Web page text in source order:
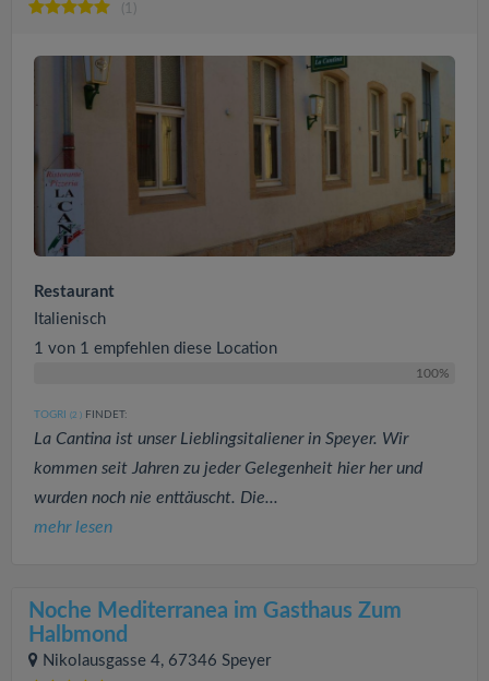
(1)
Restaurant
Italienisch
1 von 1 empfehlen diese Location
100%
TOGRI (2 ) FINDET:
La Cantina ist unser Lieblingsitaliener in Speyer. Wir
kommen seit Jahren zu jeder Gelegenheit hier her und
wurden noch nie enttäuscht. Die...
mehr lesen
Noche Mediterranea im Gasthaus Zum
Halbmond
Nikolausgasse 4, 67346 Speyer